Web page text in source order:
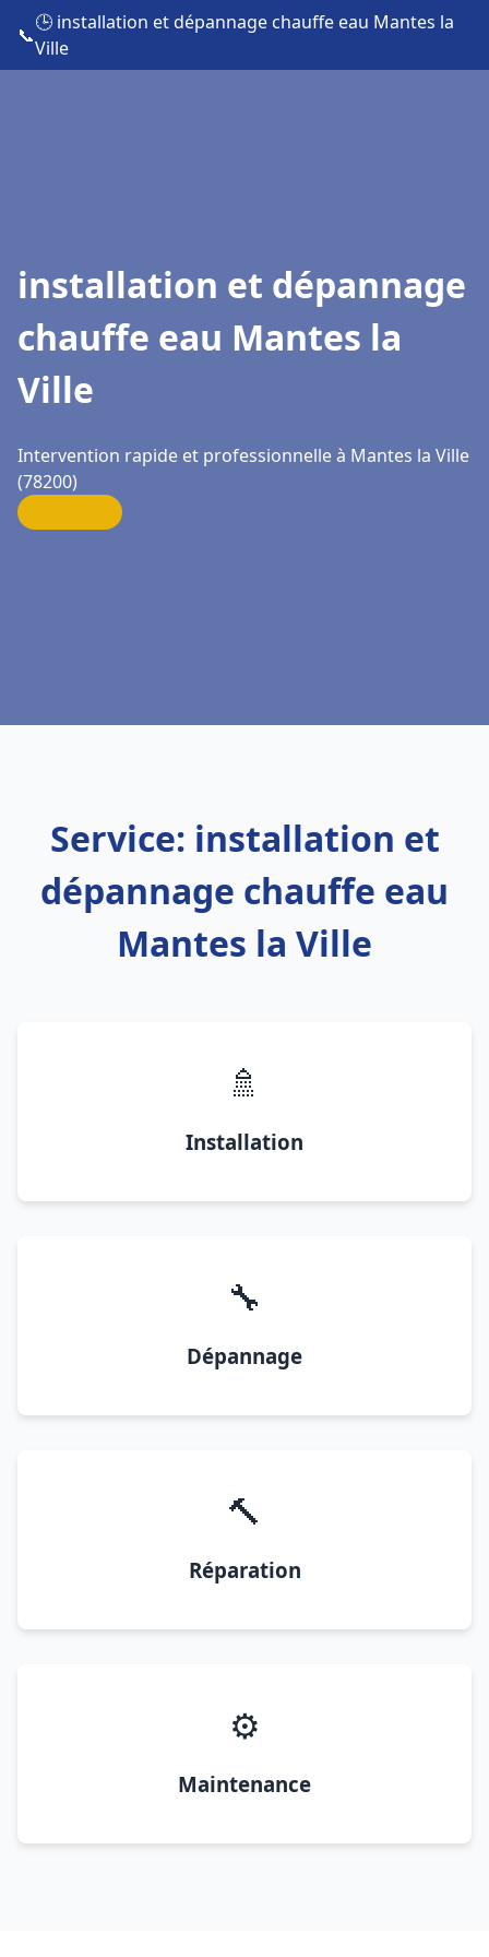
📞
🕒 installation et dépannage chauffe eau Mantes la
Ville
installation et dépannage
chauffe eau Mantes la
Ville
Intervention rapide et professionnelle à Mantes la Ville
(78200)
Service: installation et
dépannage chauffe eau
Mantes la Ville
🚿
Installation
🔧
Dépannage
🔨
Réparation
⚙️
Maintenance